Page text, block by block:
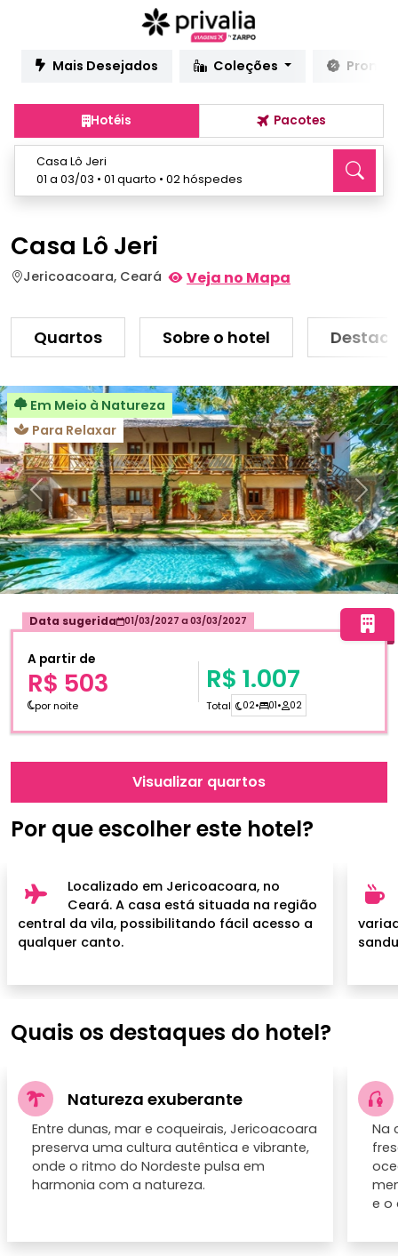
Mais Desejados Coleções
Hotéis Pacotes
Casa Lô Jeri
01 a 03/03 • 01 quarto • 02 hóspedes
Casa Lô Jeri
Jericoacoara, Ceará Veja no Mapa
Quartos Sobre o hotel
Anterior
Em Meio à Natureza
Para Relaxar
Por que escolher este hotel?
Localizado em Jericoacoara, no
Ceará. A casa está situada na região
central da vila, possibilitando fácil acesso a
qualquer canto.
Data sugerida 01/03/2027 a 03/03/2027
A partir de
R$ 503
por noite
R$ 1.007
Total 02• 01• 02
Visualizar quartos
Quais os destaques do hotel?
Natureza exuberante
Entre dunas, mar e coqueirais, Jericoacoara
preserva uma cultura autêntica e vibrante,
onde o ritmo do Nordeste pulsa em
harmonia com a natureza.
Na
e o